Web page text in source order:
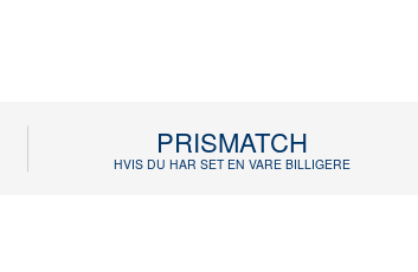
PRISMATCH
HVIS DU HAR SET EN VARE BILLIGERE